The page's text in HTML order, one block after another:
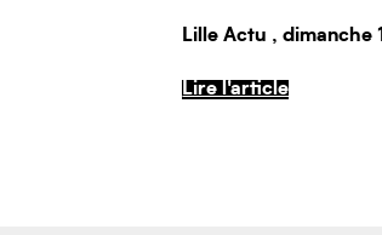
Lille Actu , dimanche
Lire l'article